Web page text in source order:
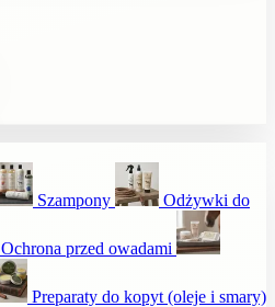
Szampony Odżywki do
Ochrona przed owadami
Preparaty do kopyt (oleje i smary)